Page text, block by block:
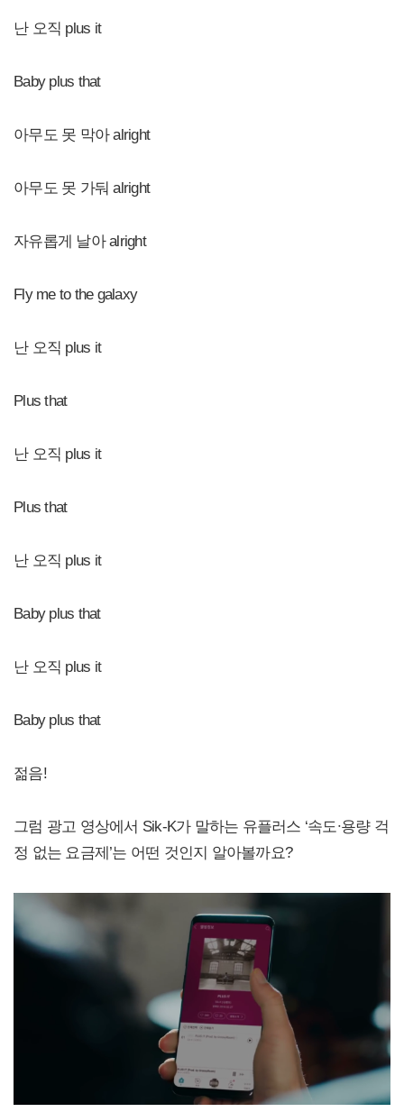
난 오직 plus it
Baby plus that
아무도 못 막아 alright
아무도 못 가둬 alright
자유롭게 날아 alright
Fly me to the galaxy
난 오직 plus it
Plus that
난 오직 plus it
Plus that
난 오직 plus it
Baby plus that
난 오직 plus it
Baby plus that
젊음!
그럼 광고 영상에서 Sik-K가 말하는 유플러스 ‘속도∙용량 걱
정 없는 요금제’는 어떤 것인지 알아볼까요?